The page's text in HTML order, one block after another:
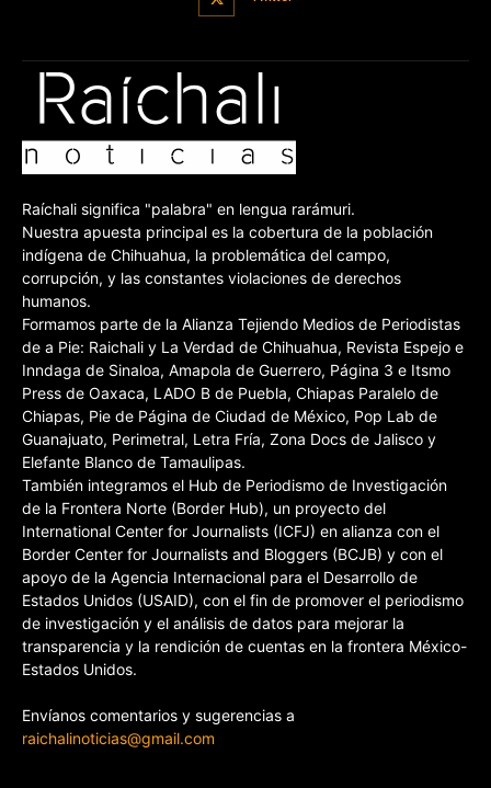
Raíchali significa "palabra" en lengua rarámuri.
Nuestra apuesta principal es la cobertura de la población
indígena de Chihuahua, la problemática del campo,
corrupción, y las constantes violaciones de derechos
humanos.
Formamos parte de la Alianza Tejiendo Medios de Periodistas
de a Pie: Raichali y La Verdad de Chihuahua, Revista Espejo e
Inndaga de Sinaloa, Amapola de Guerrero, Página 3 e Itsmo
Press de Oaxaca, LADO B de Puebla, Chiapas Paralelo de
Chiapas, Pie de Página de Ciudad de México, Pop Lab de
Guanajuato, Perimetral, Letra Fría, Zona Docs de Jalisco y
Elefante Blanco de Tamaulipas.
También integramos el Hub de Periodismo de Investigación
de la Frontera Norte (Border Hub), un proyecto del
International Center for Journalists (ICFJ) en alianza con el
Border Center for Journalists and Bloggers (BCJB) y con el
apoyo de la Agencia Internacional para el Desarrollo de
Estados Unidos (USAID), con el fin de promover el periodismo
de investigación y el análisis de datos para mejorar la
transparencia y la rendición de cuentas en la frontera México-
Estados Unidos.
Envíanos comentarios y sugerencias a
raichalinoticias@gmail.com